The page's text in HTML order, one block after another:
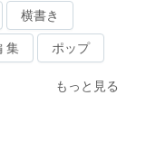
横書き
集 ポップ
もっと見る